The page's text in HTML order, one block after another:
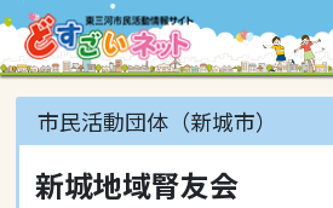
市民活動団体（新城市）
新城地域腎友会